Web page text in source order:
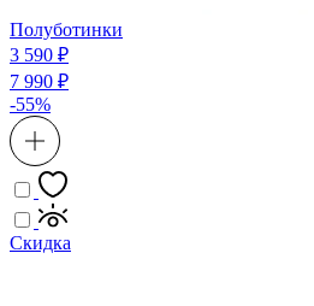
Полуботинки
3 590 ₽
7 990 ₽
-55%
Скидка